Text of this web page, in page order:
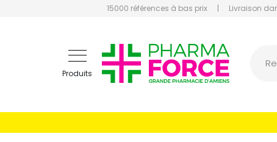
15000 références à bas prix | Livraison
Produits